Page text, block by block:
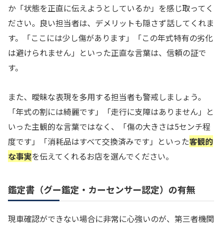
か「状態を正直に伝えようとしているか」を感じ取ってく
ださい。良い担当者は、デメリットも隠さず話してくれま
す。「ここには少し傷があります」「この年式特有の劣化
は避けられません」といった正直な言葉は、信頼の証で
す。
また、曖昧な表現を多用する担当者も警戒しましょう。
「年式の割には綺麗です」「走行に支障はありません」と
いった主観的な言葉ではなく、「傷の大きさは5センチ程
度です」「消耗品はすべて交換済みです」といった客観的
な事実を伝えてくれるお店を選んでください。
鑑定書（グー鑑定・カーセンサー認定）の有無
現車確認ができない場合に非常に心強いのが、第三者機関